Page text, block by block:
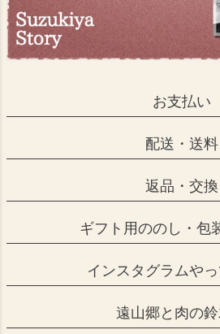
お支払い
配送・送料
返品・交換
ギフト用ののし・包
インスタグラムやっ
遠山郷と肉の